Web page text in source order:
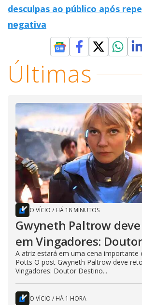
desculpas ao público após
negativa
Últimas
O VÍCIO / HÁ 18 MINUTOS
Gwyneth Paltrow
em Vingadores:
A atriz estará em uma cena importante
Potts O post Gwyneth Paltrow deve
Vingadores: Doutor Destino...
O VÍCIO / HÁ 1 HORA